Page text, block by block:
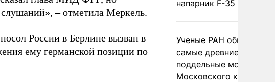
слушаний», – отметила Меркель.
России в Берлине вызван в
ему германской позиции по
напарник F-35
Ученые РАН
самые древние
поддельные монеты
Московского